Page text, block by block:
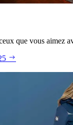
que vous aimez